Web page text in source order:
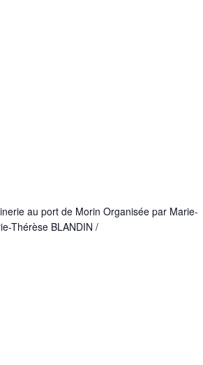
au port de Morin Organisée par Marie-
Thérèse BLANDIN /